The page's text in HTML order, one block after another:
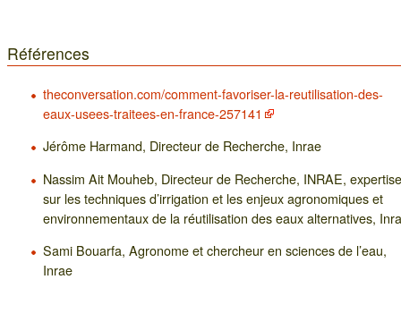
Références
theconversation.com/comment-favoriser-la-reutilisation-des-
eaux-usees-traitees-en-france-257141
Jérôme Harmand, Directeur de Recherche, Inrae
Nassim Ait Mouheb, Directeur de Recherche, INRAE,
sur les techniques d’irrigation et les enjeux agronomiques et
environnementaux de la réutilisation des eaux alternatives,
Sami Bouarfa, Agronome et chercheur en sciences de l’eau,
Inrae